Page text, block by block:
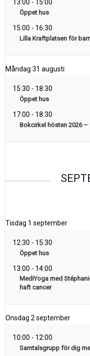
13:00 - 15:00
Öppet hus
15:00 - 16:30
Lilla Kraftplatsen för
Måndag 31 augusti
15:30 - 18:30
Öppet hus
17:00 - 18:30
Bokcirkel hösten 2026
Tisdag 1 september
12:30 - 15:30
Öppet hus
13:00 - 14:00
MediYoga med
haft cancer
Onsdag 2 september
10:00 - 12:00
Samtalsgrupp för dig